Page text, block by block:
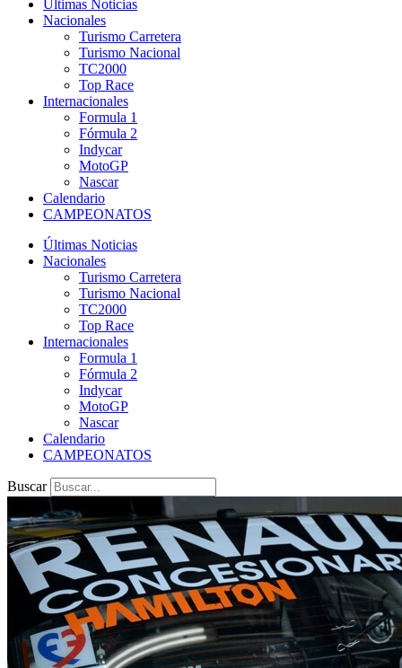
Últimas Noticias
Nacionales
Turismo Carretera
Turismo Nacional
TC2000
Top Race
Internacionales
Formula 1
Fórmula 2
Indycar
MotoGP
Nascar
Calendario
CAMPEONATOS
Últimas Noticias
Nacionales
Turismo Carretera
Turismo Nacional
TC2000
Top Race
Internacionales
Formula 1
Fórmula 2
Indycar
MotoGP
Nascar
Calendario
CAMPEONATOS
Buscar